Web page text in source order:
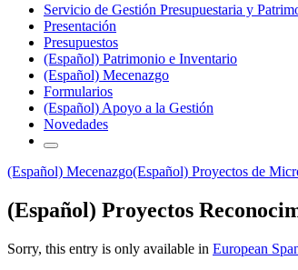
Servicio de Gestión Presupuestaria y
Presentación
Presupuestos
(Español) Patrimonio e Inventario
(Español) Mecenazgo
Formularios
(Español) Apoyo a la Gestión
Novedades
(Español) Mecenazgo(Español) Proyectos de
(Español) Proyectos
Sorry, this entry is only available in European